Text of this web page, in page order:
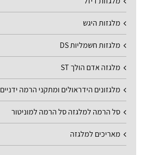
מלגזות היגש
מלגזות חשמליות DS
מלגזה אדם הולך ST
מלגזונים הידראולים ומתקני הרמה ידניים
סל הרמה למלגזה סל הרמה למוניטור
מאריכים למלגזה